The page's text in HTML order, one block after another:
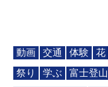
動画 交通 体験 花
祭り
学ぶ 富士登山